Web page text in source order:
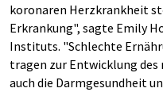
koronaren Herzkrankheit
Erkrankung", sagte Emily
Instituts. "Schlechte
tragen zur Entwicklung des
auch die Darmgesundheit